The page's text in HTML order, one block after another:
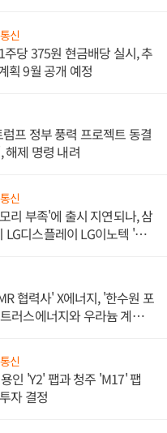
신
주당 375원 현금배당 실시, 추
획 9월 공개 예정
프 정부 풍력 프로젝트 동결
해제 명령 내려
신
리 부족'에 출시 지연되나, 삼
LG디스플레이 LG이노텍 '탈
협력사' X에너지, '한수원 포
러스에너지와 우라늄 계약
신
인 'Y2' 팹과 청주 'M17' 팹
자 결정